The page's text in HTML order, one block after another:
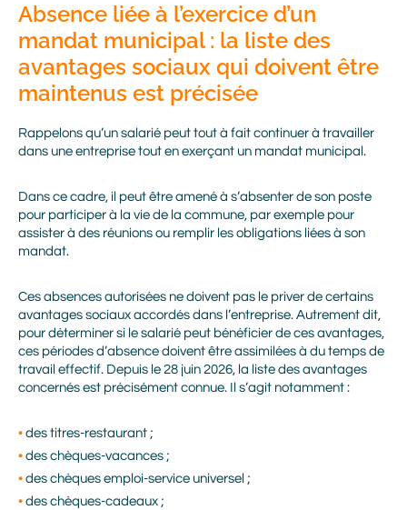
Absence liée à l’exercice d’un
mandat municipal : la liste des
avantages sociaux qui doivent être
maintenus est précisée
Rappelons qu’un salarié peut tout à fait continuer à travailler
dans une entreprise tout en exerçant un mandat municipal.
Dans ce cadre, il peut être amené à s’absenter de son poste
pour participer à la vie de la commune, par exemple pour
assister à des réunions ou remplir les obligations liées à son
mandat.
Ces absences autorisées ne doivent pas le priver de certains
avantages sociaux accordés dans l’entreprise. Autrement dit,
pour déterminer si le salarié peut bénéficier de ces avantages,
ces périodes d’absence doivent être assimilées à du temps de
travail effectif. Depuis le 28 juin 2026, la liste des avantages
concernés est précisément connue. Il s’agit notamment :
des titres-restaurant ;
des chèques-vacances ;
des chèques emploi-service universel ;
des chèques-cadeaux ;